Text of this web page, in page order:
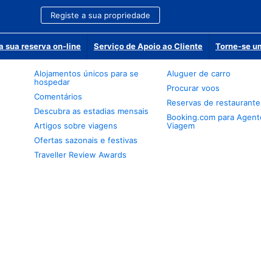
Registe a sua propriedade
sua reserva on-line Serviço de Apoio ao Cliente Torne-se
Alojamentos únicos para se
hospedar
Comentários
Descubra as estadias mensais
Artigos sobre viagens
Ofertas sazonais e festivas
Traveller Review Awards
Aluguer de carro
Procurar voos
Reservas de
Booking.com para
Viagem